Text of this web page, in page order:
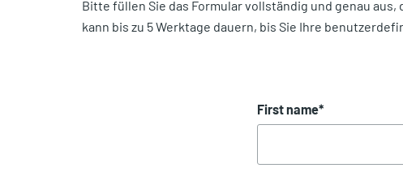
Bitte füllen Sie das Formular vollständig und genau
kann bis zu 5 Werktage dauern, bis Sie Ihre
First name*